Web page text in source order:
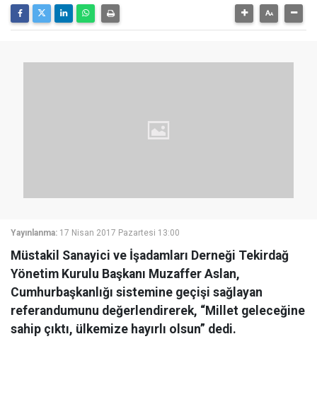
Yayınlanma: 17 Nisan 2017 Pazartesi 13:00
Müstakil Sanayici ve İşadamları Derneği Tekirdağ
Yönetim Kurulu Başkanı Muzaffer Aslan,
Cumhurbaşkanlığı sistemine geçişi sağlayan
referandumunu değerlendirerek, “Millet geleceğine
sahip çıktı, ülkemize hayırlı olsun” dedi.